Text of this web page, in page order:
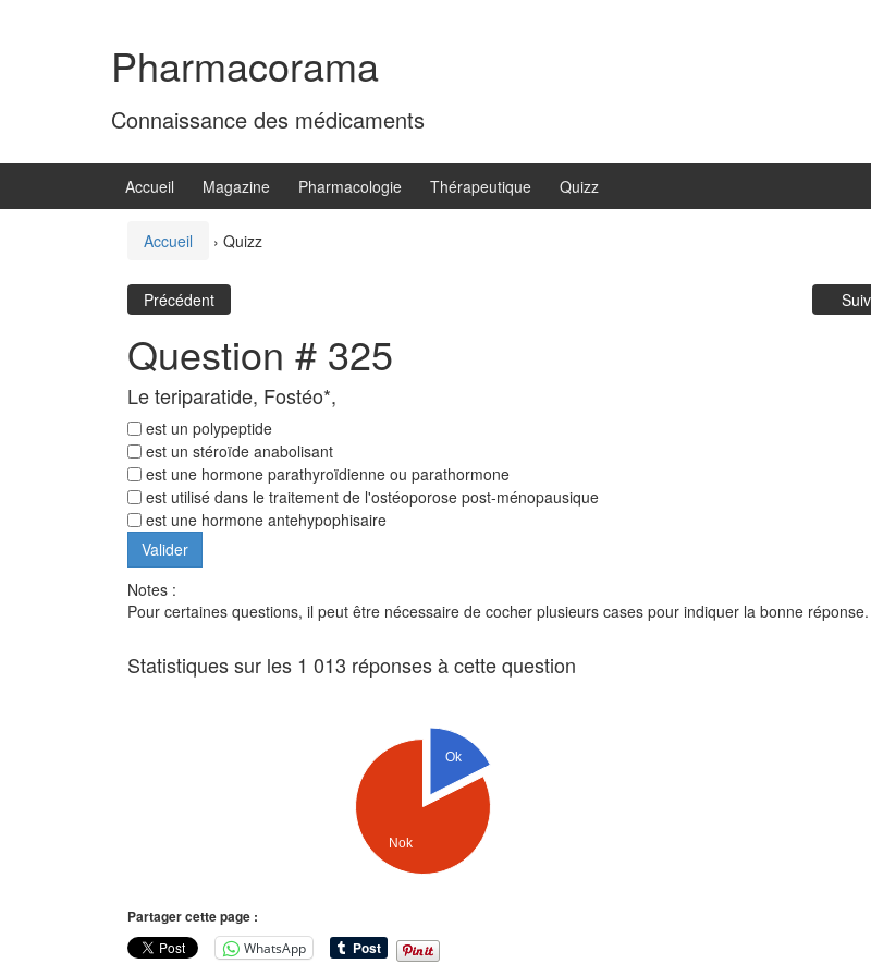
Pharmacorama
Connaissance des médicaments
Accueil Magazine Pharmacologie Thérapeutique Quizz
Accueil › Quizz
Précédent
Question # 325
Le teriparatide, Fostéo*,
est un polypeptide
est un stéroïde anabolisant
est une hormone parathyroïdienne ou parathormone
est utilisé dans le traitement de l'ostéoporose post-ménopausique
est une hormone antehypophisaire
Notes :
Pour certaines questions, il peut être nécessaire de cocher plusieurs cases pour indiquer la bonne réponse.
Statistiques sur les 1 013 réponses à cette question
Ok
Nok
Partager cette page :
WhatsApp